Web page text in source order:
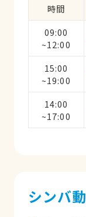
時間
09:00
~12:00
15:00
~19:00
14:00
~17:00
シンバ